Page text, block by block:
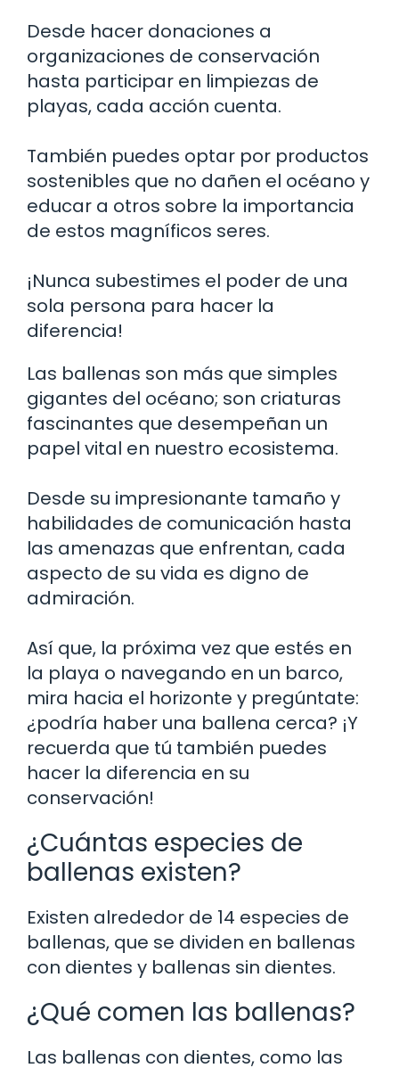
Desde hacer donaciones a
organizaciones de conservación
hasta participar en limpiezas de
playas, cada acción cuenta.
También puedes optar por productos
sostenibles que no dañen el océano y
educar a otros sobre la importancia
de estos magníficos seres.
¡Nunca subestimes el poder de una
sola persona para hacer la
diferencia!
Las ballenas son más que simples
gigantes del océano; son criaturas
fascinantes que desempeñan un
papel vital en nuestro ecosistema.
Desde su impresionante tamaño y
habilidades de comunicación hasta
las amenazas que enfrentan, cada
aspecto de su vida es digno de
admiración.
Así que, la próxima vez que estés en
la playa o navegando en un barco,
mira hacia el horizonte y pregúntate:
¿podría haber una ballena cerca? ¡Y
recuerda que tú también puedes
hacer la diferencia en su
conservación!
¿Cuántas especies de
ballenas existen?
Existen alrededor de 14 especies de
ballenas, que se dividen en ballenas
con dientes y ballenas sin dientes.
¿Qué comen las ballenas?
Las ballenas con dientes, como las